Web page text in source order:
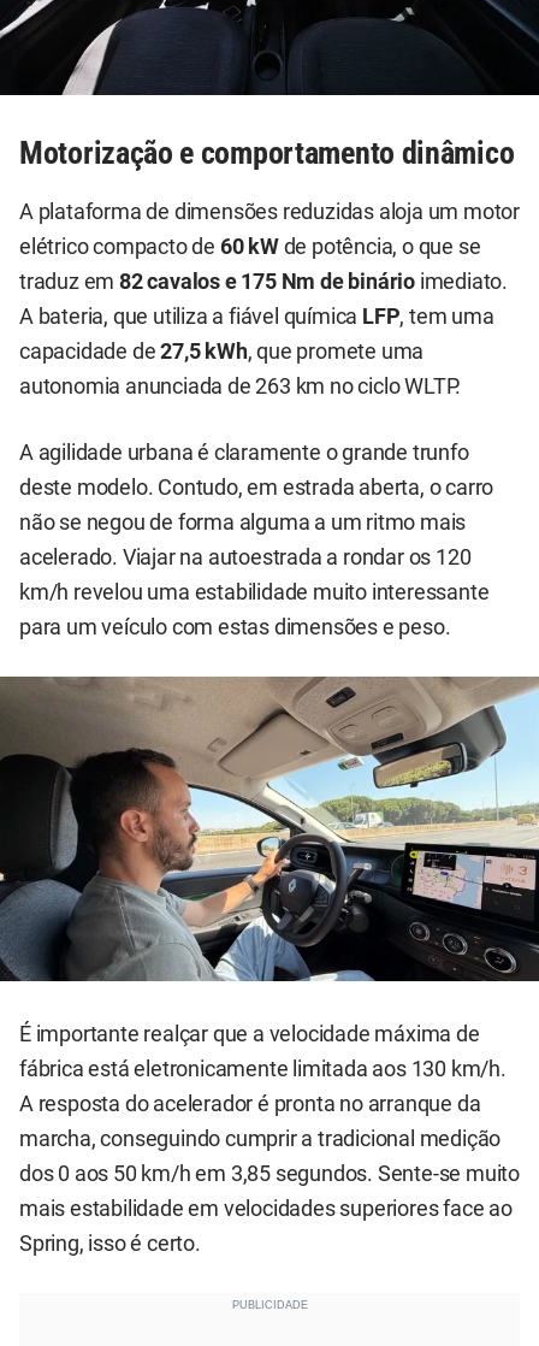
Motorização e comportamento dinâmico
A plataforma de dimensões reduzidas aloja um motor
elétrico compacto de 60 kWde potência, o que se
traduz em 82 cavalos e 175 Nm de binário imediato.
A bateria, que utiliza a fiável química LFP, tem uma
capacidade de27,5 kWh, que promete uma
autonomia anunciada de 263 km no ciclo WLTP.
A agilidade urbana é claramente o grande trunfo
deste modelo. Contudo, em estrada aberta, o carro
não se negou de forma alguma a um ritmo mais
acelerado. Viajar na autoestrada a rondar os 120
km/h revelou uma estabilidade muito interessante
para um veículo com estas dimensões e peso.
É importante realçar que a velocidade máxima de
fábrica está eletronicamente limitada aos 130 km/h.
A resposta do acelerador é pronta no arranque da
marcha, conseguindo cumprir a tradicional medição
dos 0 aos 50 km/h em 3,85 segundos. Sente-se muito
mais estabilidade em velocidades superiores face ao
Spring, isso é certo.